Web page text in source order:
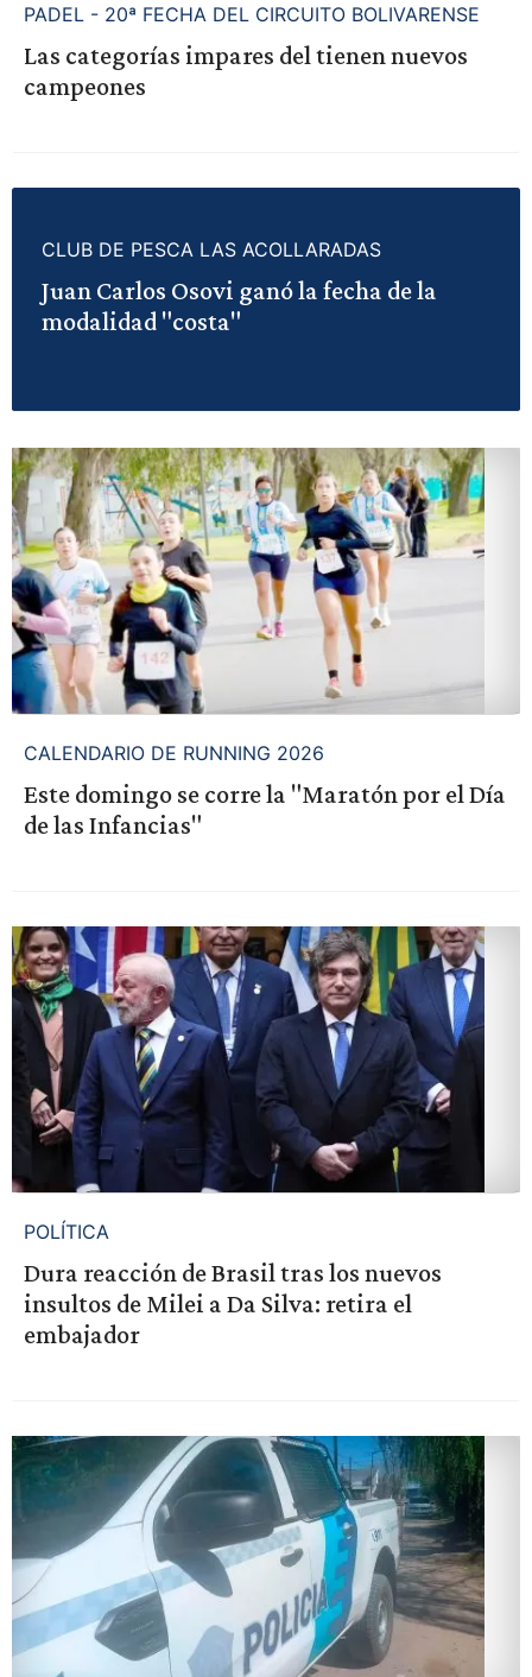
PADEL - 20ª FECHA DEL CIRCUITO BOLIVARENSE
Las categorías impares del tienen nuevos
campeones
CLUB DE PESCA LAS ACOLLARADAS
Juan Carlos Osovi ganó la fecha de la
modalidad "costa"
CALENDARIO DE RUNNING 2026
Este domingo se corre la "Maratón por el Día
de las Infancias"
POLÍTICA
Dura reacción de Brasil tras los nuevos
insultos de Milei a Da Silva: retira el
embajador